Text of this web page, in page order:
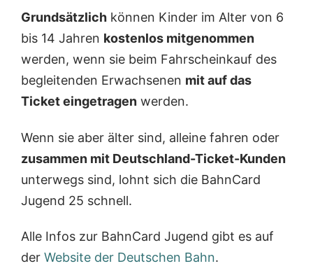
Grundsätzlich können Kinder im Alter von 6
bis 14 Jahren kostenlos mitgenommen
werden, wenn sie beim Fahrscheinkauf des
begleitenden Erwachsenen mit auf das
Ticket eingetragen werden.
Wenn sie aber älter sind, alleine fahren oder
zusammen mit Deutschland-Ticket-Kunden
unterwegs sind, lohnt sich die BahnCard
Jugend 25 schnell.
Alle Infos zur BahnCard Jugend gibt es auf
der Website der Deutschen Bahn.